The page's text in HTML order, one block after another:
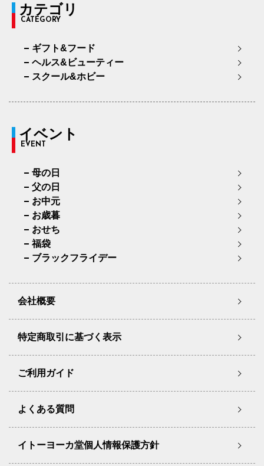
カテゴリ
CATEGORY
ギフト&フード
ヘルス&ビューティー
スクール&ホビー
イベント
EVENT
母の日
父の日
お中元
お歳暮
おせち
福袋
ブラックフライデー
会社概要
特定商取引に基づく表示
ご利用ガイド
よくある質問
イトーヨーカ堂個人情報保護方針